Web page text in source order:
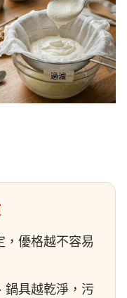
，優格越不容易
鍋具越乾淨，污